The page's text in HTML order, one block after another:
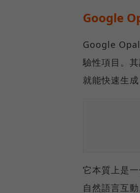
Google
Google
驗性項目。
就能快速生
它本質上是
自然語言互